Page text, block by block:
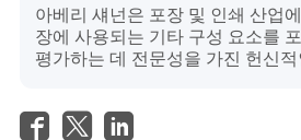
아베리 섀넌은 포장 및 인쇄 산업
장에 사용되는 기타 구성 요소를
평가하는 데 전문성을 가진 헌신